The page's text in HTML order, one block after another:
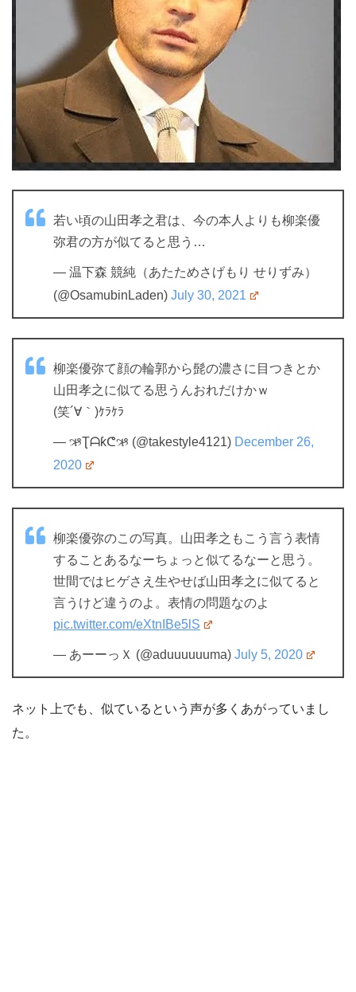
若い頃の山田孝之君は、今の本人よりも柳楽優
弥君の方が似てると思う…
— 温下森 競純（あたためさげもり せりずみ）
(@OsamubinLaden) July 30, 2021
柳楽優弥て顔の輪郭から髭の濃さに目つきとか
山田孝之に似てる思うんおれだけかｗ
(笑´∀｀)ｹﾗｹﾗ
— ઋƮᗩƙᕦઋ (@takestyle4121) December 26,
2020
柳楽優弥のこの写真。山田孝之もこう言う表情
することあるなーちょっと似てるなーと思う。
世間ではヒゲさえ生やせば山田孝之に似てると
言うけど違うのよ。表情の問題なのよ
pic.twitter.com/eXtnIBe5lS
— あーーっＸ (@aduuuuuuma) July 5, 2020
ネット上でも、似ているという声が多くあがっていまし
た。